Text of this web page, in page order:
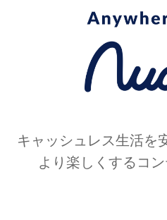
キャッシュレス生活を
より楽しくするコ